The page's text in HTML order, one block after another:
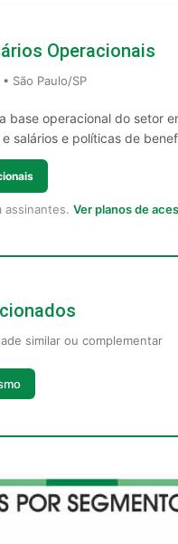
Operacionais
São Paulo/SP
base operacional do setor
salários e políticas de
assinantes. Ver planos de
similar ou complementar